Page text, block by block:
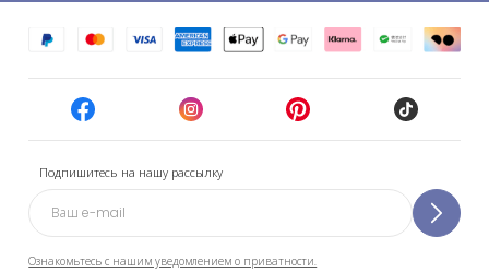
Подпишитесь на нашу рассылку
Ознакомьтесь с нашим уведомлением о приватности.